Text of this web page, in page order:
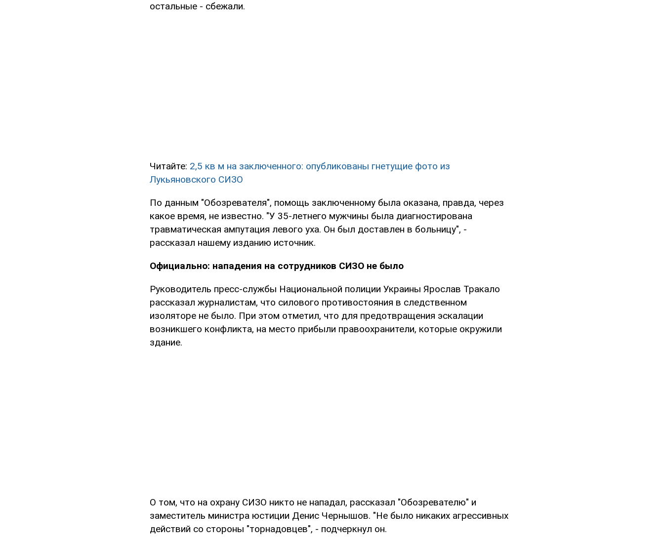
остальные - сбежали.
Читайте: 2,5 кв м на заключенного: опубликованы гнетущие фото из
Лукьяновского СИЗО
По данным "Обозревателя", помощь заключенному была оказана, правда, через
какое время, не известно. "У 35-летнего мужчины была диагностирована
травматическая ампутация левого уха. Он был доставлен в больницу", -
рассказал нашему изданию источник.
Официально: нападения на сотрудников СИЗО не было
Руководитель пресс-службы Национальной полиции Украины Ярослав Тракало
рассказал журналистам, что силового противостояния в следственном
изоляторе не было. При этом отметил, что для предотвращения эскалации
возникшего конфликта, на место прибыли правоохранители, которые окружили
здание.
О том, что на охрану СИЗО никто не нападал, рассказал "Обозревателю" и
заместитель министра юстиции Денис Чернышов. "Не было никаких агрессивных
действий со стороны "торнадовцев", - подчеркнул он.